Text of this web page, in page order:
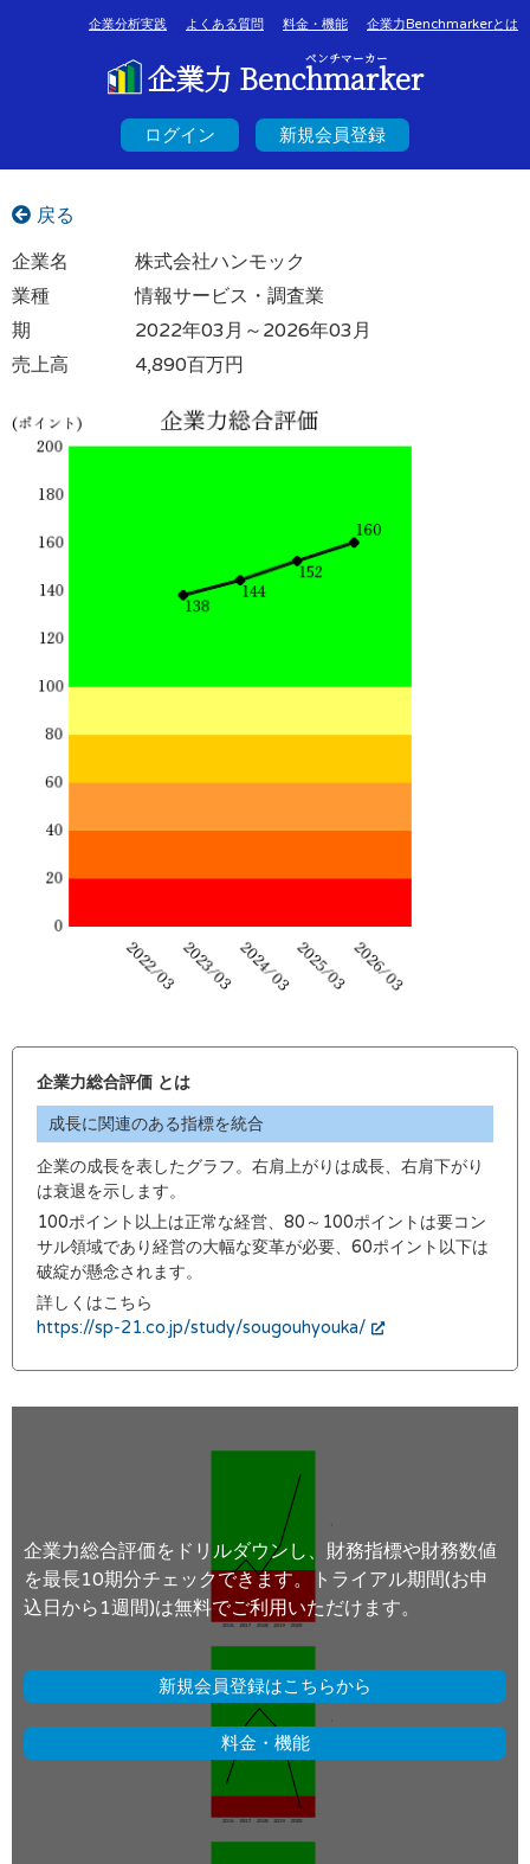
企業分析実践 よくある質問 料金・機能 企業力Benchmarkerとは
ベンチマーカー
企業力 Benchmarker
ログイン 新規会員登録
戻る
企業名
株式会社ハンモック
業種
情報サービス・調査業
期
2022年03月～2026年03月
売上高
4,890百万円
企業力総合評価 とは
成長に関連のある指標を統合
企業の成長を表したグラフ。右肩上がりは成長、右肩下がり
は衰退を示します。
100ポイント以上は正常な経営、80～100ポイントは要コン
サル領域であり経営の大幅な変革が必要、60ポイント以下は
破綻が懸念されます。
詳しくはこちら
https://sp-21.co.jp/study/sougouhyouka/
企業力総合評価をドリルダウンし、財務指標や財務数値
を最長10期分チェックできます。トライアル期間(お申
込日から1週間)は無料でご利用いただけます。
新規会員登録はこちらから
料金・機能